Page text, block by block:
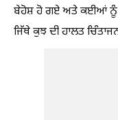
ਬੇਹੋਸ਼ ਹੋ ਗਏ ਅਤੇ ਕਈਆਂ ਨੂੰ
ਜਿੱਥੇ ਕੁਝ ਦੀ ਹਾਲਤ